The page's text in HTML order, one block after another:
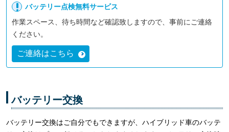
バッテリー点検無料サービス
作業スペース、待ち時間など確認致しますので、事前にご連絡
ください。
ご連絡はこちら
バッテリー交換
バッテリー交換はご自分でもできますが、ハイブリッド車のバッテ